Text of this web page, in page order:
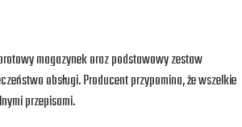
magazynek oraz podstawowy zestaw
obsługi. Producent przypomina, że wszelkie
przepisami.